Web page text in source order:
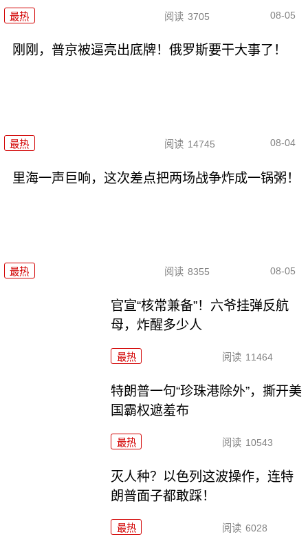
最热 阅读 3705 08-05
刚刚，普京被逼亮出底牌！俄罗斯要干大事了！
最热 阅读 14745 08-04
里海一声巨响，这次差点把两场战争炸成一锅粥！
最热 阅读 8355 08-05
官宣“核常兼备”！六爷挂弹反航
母，炸醒多少人
最热 阅读 11464
特朗普一句“珍珠港除外”，撕开美
国霸权遮羞布
最热 阅读 10543
灭人种？以色列这波操作，连特
朗普面子都敢踩！
最热 阅读 6028